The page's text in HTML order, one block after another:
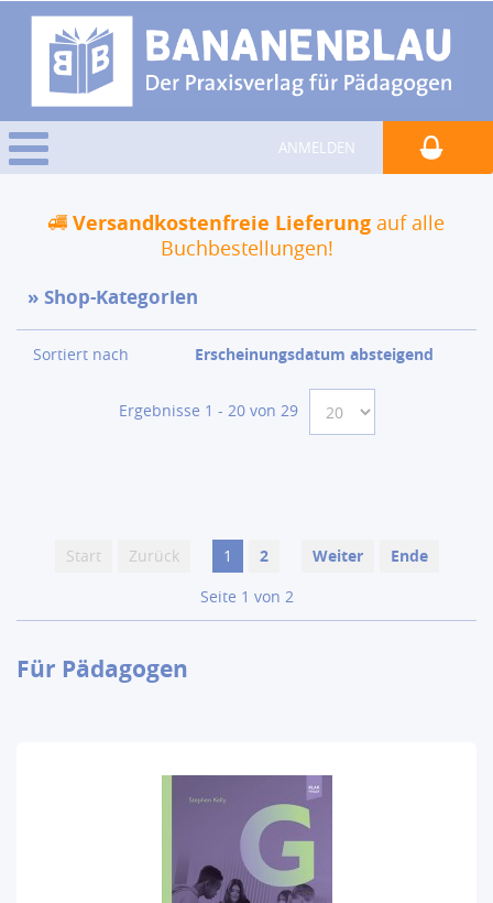
ANMELDEN
Versandkostenfreie Lieferung auf alle
Buchbestellungen!
Shop-Kategorien
Sortiert nach Erscheinungsdatum absteigend
Ergebnisse 1 - 20 von 29
Start Zurück 1 2 Weiter
Ende
Seite 1 von 2
Für Pädagogen